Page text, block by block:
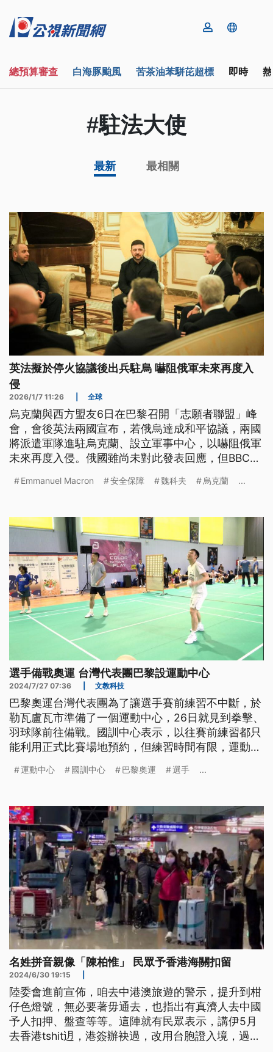
總預算審查 白海豚颱風 苦茶油苯駢芘超標 即時
#駐法大使
最新 最相關
英法擬於停火協議後出兵駐烏 嚇阻俄軍未來再度入
侵
2026/1/7 11:26 全球
烏克蘭與西方盟友6日在巴黎召開「志願者聯盟」峰
會，會後英法兩國宣布，若俄烏達成和平協議，兩國
將派遣軍隊進駐烏克蘭、設立軍事中心，以嚇阻俄軍
未來再度入侵。俄國雖尚未對此發表回應，但BBC等
Emmanuel Macron 安全保障 魏科夫 烏克蘭 ...
選手備戰奧運 台灣代表團巴黎設運動中心
2024/7/27 07:36 文教科技
巴黎奧運台灣代表團為了讓選手賽前練習不中斷，於
勒瓦盧瓦市準備了一個運動中心，26日就見到拳擊、
羽球隊前往備戰。國訓中心表示，以往賽前練習都只
能利用正式比賽場地預約，但練習時間有限，運動中
運動中心 國訓中心 巴黎奧運 選手 ...
名姓拼音親像「陳柏惟」 民眾予香港海關扣留
2024/6/30 19:15
陸委會進前宣佈，咱去中港澳旅遊的警示，提升到柑
仔色燈號，無必要著毋通去，也指出有真濟人去中國
予人扣押、盤查等等。這陣就有民眾表示，講伊5月
去香港tshit迌，港簽辦袂過，改用台胞證入境，過海